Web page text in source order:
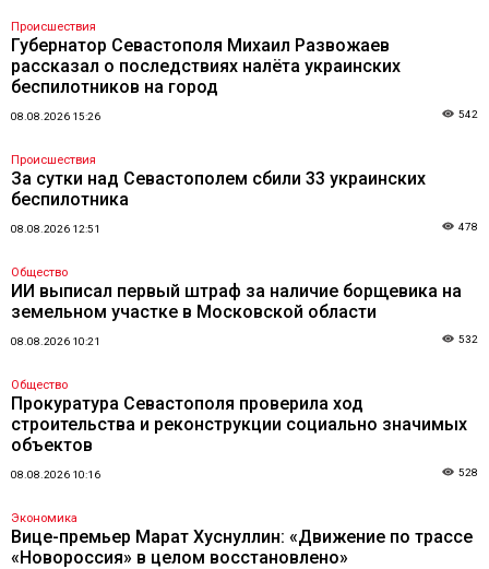
Происшествия
Губернатор Севастополя Михаил Развожаев
рассказал о последствиях налёта украинских
беспилотников на город
08.08.2026 15:26 542
Происшествия
За сутки над Севастополем сбили 33 украинских
беспилотника
08.08.2026 12:51 478
Общество
ИИ выписал первый штраф за наличие борщевика на
земельном участке в Московской области
08.08.2026 10:21 532
Общество
Прокуратура Севастополя проверила ход
строительства и реконструкции социально значимых
объектов
08.08.2026 10:16 528
Экономика
Вице-премьер Марат Хуснуллин: «Движение по трассе
«Новороссия» в целом восстановлено»